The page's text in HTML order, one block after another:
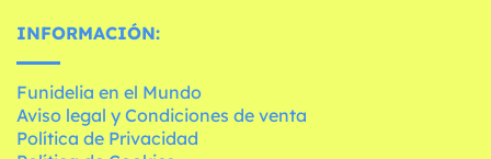
INFORMACIÓN:
Funidelia en el Mundo
Aviso legal y Condiciones de venta
Política de Privacidad